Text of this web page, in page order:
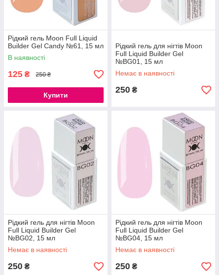
Рідкий гель Moon Full Liquid
Builder Gel Candy №61, 15 мл
В наявності
125 ₴ 250 ₴
Купити
Рідкий гель для нігтів Moon
Full Liquid Builder Gel
№BG01, 15 мл
Немає в наявності
250 ₴
Рідкий гель для нігтів Moon
Full Liquid Builder Gel
№BG02, 15 мл
Немає в наявності
250 ₴
Рідкий гель для нігтів Moon
Full Liquid Builder Gel
№BG04, 15 мл
Немає в наявності
250 ₴